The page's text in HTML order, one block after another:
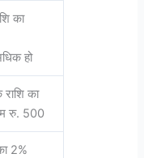
का
हो
का
रु. 500
2%